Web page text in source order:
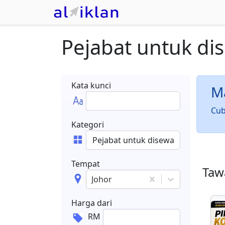
Pejabat untuk
Kata kunci
Kategori
Tempat
Johor
Harga dari
RM